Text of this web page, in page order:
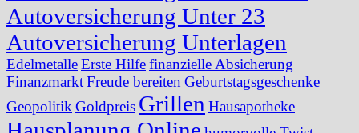
Autoversicherung Unter 23
Autoversicherung Unterlagen
EdelmetalleErste Hilfefinanzielle Absicherung
FinanzmarktFreude bereiten Geburtstagsgeschenke
Geopolitik Goldpreis Grillen Hausapotheke